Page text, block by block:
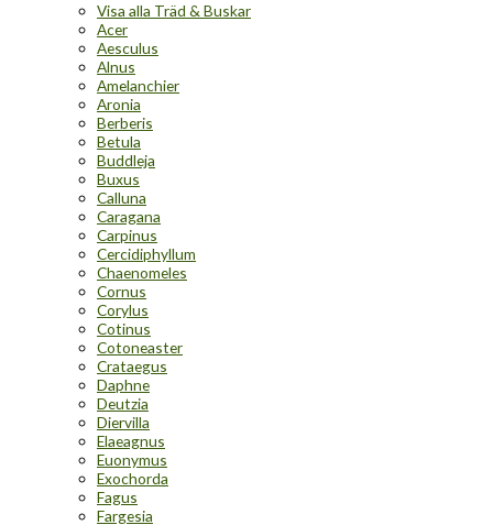
Visa alla Träd & Buskar
Acer
Aesculus
Alnus
Amelanchier
Aronia
Berberis
Betula
Buddleja
Buxus
Calluna
Caragana
Carpinus
Cercidiphyllum
Chaenomeles
Cornus
Corylus
Cotinus
Cotoneaster
Crataegus
Daphne
Deutzia
Diervilla
Elaeagnus
Euonymus
Exochorda
Fagus
Fargesia